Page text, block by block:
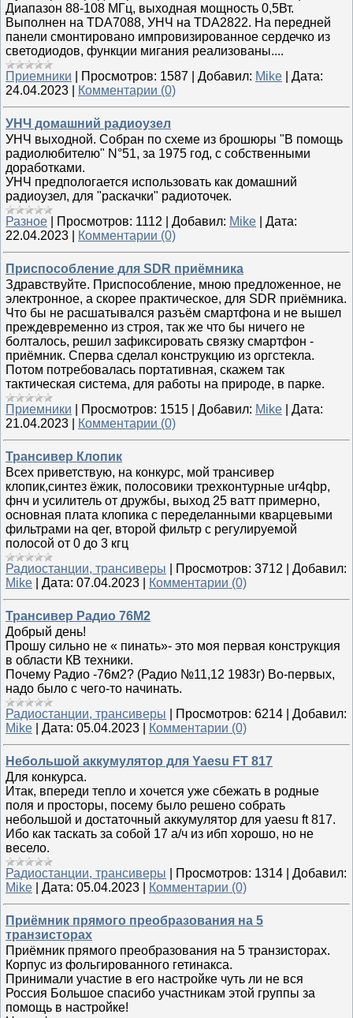
Диапазон 88-108 МГц, выходная мощность 0,5Вт.
Выполнен на TDA7088, УНЧ на TDA2822. На передней
панели смонтировано импровизированное сердечко из
светодиодов, функции мигания реализованы....
Приемники
Просмотров: 1587 Добавил: Mike
Дата:
24.04.2023
Комментарии (0)
УНЧ домашний радиоузел
УНЧ выходной. Собран по схеме из брошюры "В помощь
радиолюбителю" N°51, за 1975 год, с собственными
доработками.
УНЧ предпологается использовать как домашний
радиоузел, для "раскачки" радиоточек.
Разное
Просмотров: 1112 Добавил: Mike
Дата:
22.04.2023
Комментарии (0)
Приспособление для SDR приёмника
Здравствуйте. Приспособление, мною предложенное, не
электронное, а скорее практическое, для SDR приёмника.
Что бы не расшатывался разъём смартфона и не вышел
преждевременно из строя, так же что бы ничего не
болталось, решил зафиксировать связку смартфон -
приёмник. Сперва сделал конструкцию из оргстекла.
Потом потребовалась портативная, скажем так
тактическая система, для работы на природе, в парке.
Приемники
Просмотров: 1515 Добавил: Mike
Дата:
21.04.2023
Комментарии (0)
Трансивер Клопик
Всех приветствую, на конкурс, мой трансивер
клопик,синтез ёжик, полосовики трехконтурные ur4qbp,
фнч и усилитель от дружбы, выход 25 ватт примерно,
основная плата клопика с переделанными кварцевыми
фильтрами на qer, второй фильтр с регулируемой
полосой от 0 до 3 кгц
Радиостанции, трансиверы
Просмотров: 3712
Добавил:
Mike
Дата: 07.04.2023 Комментарии (0)
Трансивер Радио 76М2
Добрый день!
Прошу сильно не « пинать»- это моя первая конструкция
в области КВ техники.
Почему Радио -76м2? (Радио №11,12 1983г) Во-первых,
надо было с чего-то начинать.
Радиостанции, трансиверы
Просмотров: 6214
Добавил:
Mike
Дата: 05.04.2023 Комментарии (0)
Небольшой аккумулятор для Yaesu FT 817
Для конкурса.
Итак, впереди тепло и хочется уже сбежать в родные
поля и просторы, посему было решено собрать
небольшой и достаточный аккумулятор для yaesu ft 817.
Ибо как таскать за собой 17 а/ч из ибп хорошо, но не
весело.
Радиостанции, трансиверы
Просмотров: 1314
Добавил:
Mike
Дата: 05.04.2023 Комментарии (0)
Приёмник прямого преобразования на 5
транзисторах
Приёмник прямого преобразования на 5 транзисторах.
Корпус из фольгированного гетинакса.
Принимали участие в его настройке чуть ли не вся
Россия Большое спасибо участникам этой группы за
помощь в настройке!